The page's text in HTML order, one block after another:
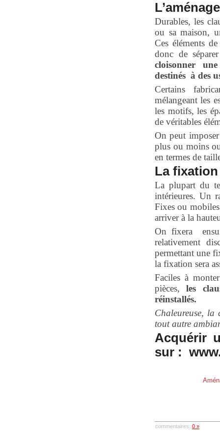
Durables, les
ou sa maison,
Ces éléments
donc de
cloisonner
destinés à des
Certains
mélangeant les
les motifs, les
de véritables
On peut
plus ou moins
en termes de
La fixation
La plupart du
intérieures. Un
Fixes ou
arriver à la
On fixera
relativement
permettant une
la fixation sera
Faciles à
pièces, les
réinstallés.
Chaleureuse, la
tout autre
Acquérir
sur :
commentaires: 0 »